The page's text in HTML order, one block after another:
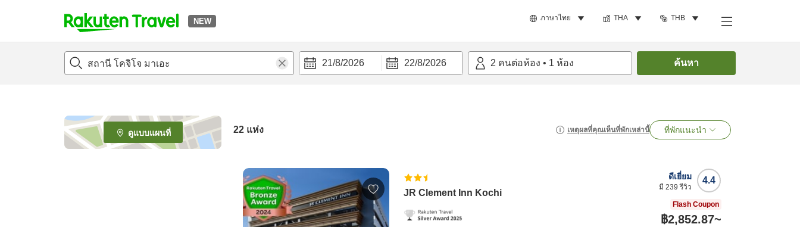
NEW ภาษาไทย THA THB
t
p
e
_
s
21/8/2026 22/8/2026 2 คนต่อห้อง • 1 ห้อง ค้นหา
ดูแบบแผนที่ 22 แห่ง เหตุผลที่คุณเห็นที่พักเหล่านี้ ที่พักแนะนำ
JR Clement Inn Kochi
4.4
ดีเยี่ยม
มี 239 รีวิว
Flash Coupon
฿2,852.87~